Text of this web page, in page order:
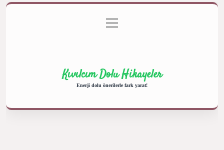
Gizlilik Politikası
menüyü
aç
Kıvılcım Dolu Hikayeler
Enerji dolu önerilerle fark yarat!